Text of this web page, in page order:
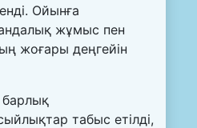
Ойынға
жұмыс пен
жоғары деңгейін
табыс етілді,